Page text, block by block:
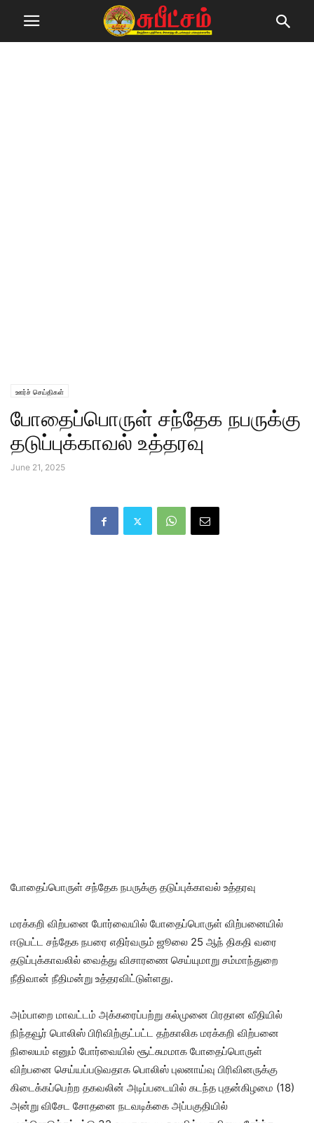
ஊர்ச் செய்திகள்
போதைப்பொருள் சந்தேக நபருக்கு
தடுப்புக்காவல் உத்தரவு
June 21, 2025
போதைப்பொருள் சந்தேக நபருக்கு தடுப்புக்காவல் உத்தரவு
மரக்கறி விற்பனை போர்வையில் போதைப்பொருள் விற்பனையில்
ஈடுபட்ட சந்தேக நபரை எதிர்வரும் ஜூலை 25 ஆந் திகதி வரை
தடுப்புக்காவலில் வைத்து விசாரணை செய்யுமாறு சம்மாந்துறை
நீதிவான் நீதிமன்று உத்தரவிட்டுள்ளது.
அம்பாறை மாவட்டம் அக்கரைப்பற்று கல்முனை பிரதான வீதியில்
நிந்தவூர் பொலிஸ் பிரிவிற்குட்பட்ட தற்காலிக மரக்கறி விற்பனை
நிலையம் எனும் போர்வையில் சூட்சுமமாக போதைப்பொருள்
விற்பனை செய்யப்படுவதாக பொலிஸ் புலனாய்வு பிரிவினருக்கு
கிடைக்கப்பெற்ற தகவலின் அடிப்படையில் கடந்த புதன்கிழமை (18)
அன்று விசேட சோதனை நடவடிக்கை அப்பகுதியில்